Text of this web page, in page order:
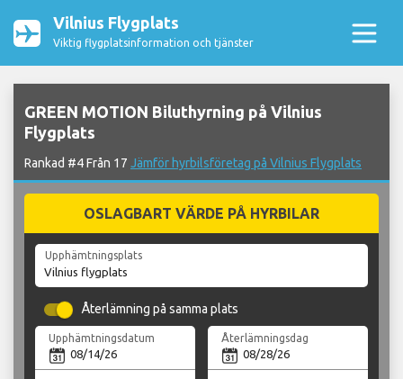
Vilnius Flygplats
Viktig flygplatsinformation och tjänster
GREEN MOTION Biluthyrning på Vilnius
Flygplats
Rankad #4 Från 17 Jämför hyrbilsföretag på Vilnius Flygplats
OSLAGBART VÄRDE PÅ HYRBILAR
Upphämtningsplats
Återlämning på samma plats
Upphämtningsdatum Återlämningsdag